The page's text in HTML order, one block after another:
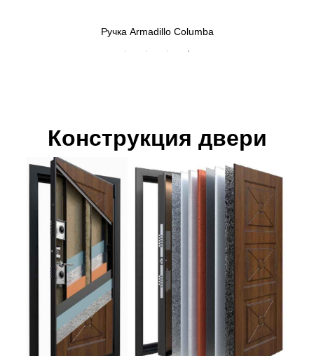
Верхний замок МЕТТЭМ 3В8 290.0.0
Конструкция двери